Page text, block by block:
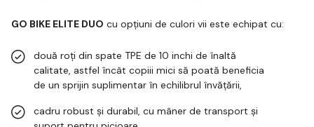
GO BIKE ELITE DUO cu opțiuni de culori vii este echipat cu:
două roți din spate TPE de 10 inchi de înaltă
calitate, astfel încât copiii mici să poată beneficia
de un sprijin suplimentar în echilibrul învățării,
cadru robust și durabil, cu mâner de transport și